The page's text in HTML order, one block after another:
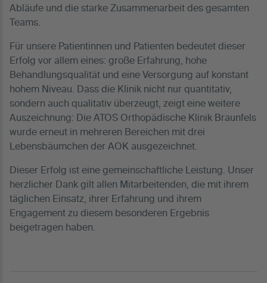
Abläufe und die starke Zusammenarbeit des gesamten
Teams.
Für unsere Patientinnen und Patienten bedeutet dieser
Erfolg vor allem eines: große Erfahrung, hohe
Behandlungsqualität und eine Versorgung auf konstant
hohem Niveau. Dass die Klinik nicht nur quantitativ,
sondern auch qualitativ überzeugt, zeigt eine weitere
Auszeichnung: Die ATOS Orthopädische Klinik Braunfels
wurde erneut in mehreren Bereichen mit drei
Lebensbäumchen der AOK ausgezeichnet.
Dieser Erfolg ist eine gemeinschaftliche Leistung. Unser
herzlicher Dank gilt allen Mitarbeitenden, die mit ihrem
täglichen Einsatz, ihrer Erfahrung und ihrem
Engagement zu diesem besonderen Ergebnis
beigetragen haben.